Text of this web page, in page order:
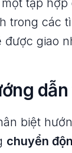
tập
trong các
được giao
biệt
chuyển